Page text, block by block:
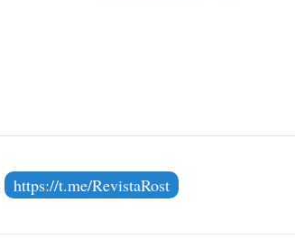
https://t.me/RevistaRost